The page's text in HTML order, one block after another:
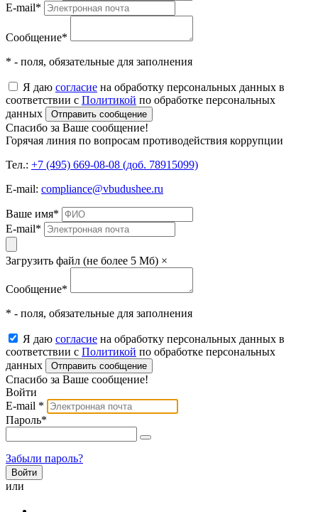
E-mail*
Сообщение*
* - поля, обязательные для заполнения
Я даю согласие на обработку персональных данных в
соответствии с Политикой по обработке персональных
данных
Отправить сообщение
Спасибо за Ваше сообщение!
Горячая линия по вопросам противодействия коррупции
Тел.: +7 (495) 669-08-08 (доб. 78915099)
E-mail: compliance@vbudushee.ru
Ваше имя*
E-mail*
Загрузить файл (не более 5 Мб) ×
Сообщение*
* - поля, обязательные для заполнения
Я даю согласие на обработку персональных данных в
соответствии с Политикой по обработке персональных
данных
Отправить сообщение
Спасибо за Ваше сообщение!
Войти
E-mail *
Пароль*
Забыли пароль?
или